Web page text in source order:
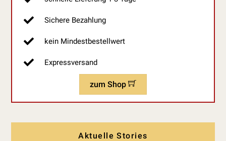
Sichere Bezahlung
kein Mindestbestellwert
Expressversand
zum Shop
Aktuelle Stories